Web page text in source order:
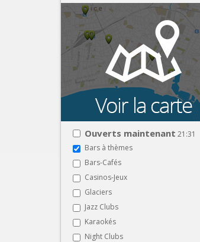
Ouverts maintenant 21:31
Bars à thèmes
Bars-Cafés
Casinos-Jeux
Glaciers
Jazz Clubs
Karaokés
Night Clubs